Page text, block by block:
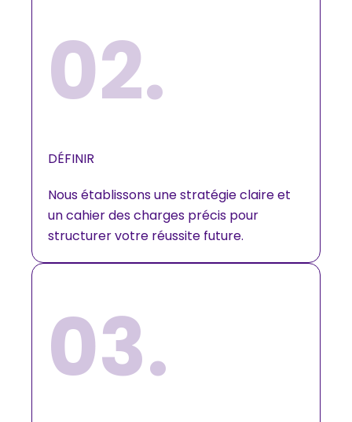
02.
DÉFINIR​
Nous établissons une stratégie claire et
un cahier des charges précis pour
structurer votre réussite future.
03.